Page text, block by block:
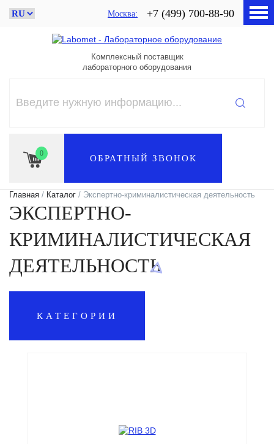
Москва +7 (499) 700-88-90
Комплексный поставщик
лабораторного оборудования
0 ОБРАТНЫЙ ЗВОНОК
Главная / Каталог / Экспертно-криминалистическая деятельность
ЭКСПЕРТНО-
КРИМИНАЛИСТИЧЕСКАЯ
ДЕЯТЕЛЬНОСТЬ
КАТЕГОРИИ